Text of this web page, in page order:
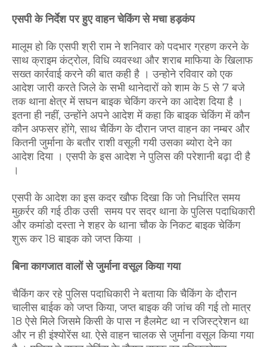
एसपी के निर्देश पर हुए वाहन चेकिंग से मचा हड़कंप
मालूम हो कि एसपी श्री राम ने शनिवार को पदभार ग्रहण करने के
साथ क्राइम कंट्रोल, विधि व्यवस्था और शराब माफिया के खिलाफ
सख्त कार्रवाई करने की बात कही है । उन्होने रविवार को एक
आदेश जारी करते जिले के सभी थानेदारों को शाम के 5 से 7 बजे
तक थाना क्षेत्र में सघन बाइक चेकिंग करने का आदेश दिया है ।
इतना ही नहीं, उन्होंने अपने आदेश में कहा कि बाइक चेकिंग में कौन
कौन अफसर होंगे, साथ चैकिंग के दौरान जप्त वाहन का नम्बर और
कितनी जुर्माना के बतौर राशी वसूली गयी उसका ब्योरा देने का
आदेश दिया । एसपी के इस आदेश ने पुलिस की परेशानी बढ़ा दी है
।
एसपी के आदेश का इस कदर खौफ दिखा कि जो निर्धारित समय
मुक़र्रर की गई ठीक उसी समय पर सदर थाना के पुलिस पदाधिकारी
और कमांडो दस्ता ने शहर के थाना चौक के निकट बाइक चेकिंग
शुरू कर 18 बाइक को जप्त किया ।
बिना कागजात वालों से जुर्माना वसूल किया गया
चैकिंग कर रहे पुलिस पदाधिकारी ने बताया कि चैकिंग के दौरान
चालीस बाईक को जप्त किया, जप्त बाइक की जांच की गई तो मात्र
18 ऐसे मिले जिसमे किसी के पास न हैलमेट था न रजिस्ट्रेशन था
और न ही इंश्योरेंस था. ऐसे वाहन चालक से जुर्माना वसूल किया गया